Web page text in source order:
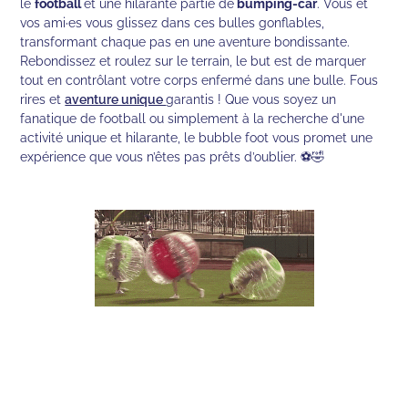
lefootballet une hilarante partie de bumping-car. Vous et
vos ami·es vous glissez dans ces bulles gonflables,
transformant chaque pas en une aventure bondissante.
Rebondissez et roulez sur le terrain, le but est de marquer
tout en contrôlant votre corps enfermé dans une bulle. Fous
rires etaventure uniquegarantis ! Que vous soyez un
fanatique de football ou simplement à la recherche d'une
activité unique et hilarante, le bubble foot vous promet une
expérience que vous n’êtes pas prêts d’oublier. ⚽🤣